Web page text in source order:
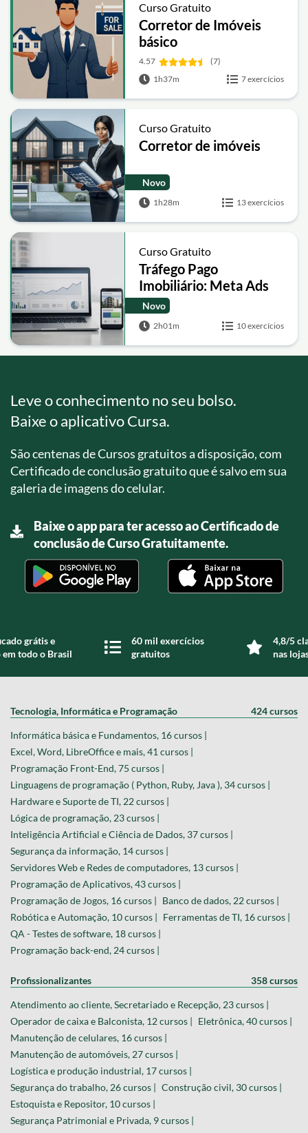
Curso Gratuito
Corretor de Imóveis
básico
4.57
(7)
1h37m
7 exercícios
Curso Gratuito
Corretor de imóveis
Novo
1h28m 13 exercícios
Curso Gratuito
Tráfego Pago
Imobiliário: Meta Ads
para Gerar Leads
Qualificados
Novo
2h01m 10 exercícios
Leve o conhecimento no seu bolso.
Baixe o aplicativo Cursa.
São centenas de Cursos gratuitos a disposição, com
Certificado de conclusão gratuito que é salvo em sua
galeria de imagens do celular.
Baixe o app para ter acesso ao Certificado de
conclusão de Curso Gratuitamente.
grátis e
todo o Brasil
60 mil exercícios
gratuitos
4,8/5
nas
Tecnologia, Informática e Programação 424 cursos
Informática básica e Fundamentos, 16 cursos |
Excel, Word, LibreOffice e mais, 41 cursos |
Programação Front-End, 75 cursos |
Linguagens de programação ( Python, Ruby, Java ), 34 cursos |
Hardware e Suporte de TI, 22 cursos |
Lógica de programação, 23 cursos |
Inteligência Artificial e Ciência de Dados, 37 cursos |
Segurança da informação, 14 cursos |
Servidores Web e Redes de computadores, 13 cursos |
Programação de Aplicativos, 43 cursos |
Programação de Jogos, 16 cursos | Banco de dados, 22 cursos |
Robótica e Automação, 10 cursos | Ferramentas de TI, 16 cursos |
QA - Testes de software, 18 cursos |
Programação back-end, 24 cursos |
Profissionalizantes 358 cursos
Atendimento ao cliente, Secretariado e Recepção, 23 cursos |
Operador de caixa e Balconista, 12 cursos | Eletrônica, 40 cursos |
Manutenção de celulares, 16 cursos |
Manutenção de automóveis, 27 cursos |
Logística e produção industrial, 17 cursos |
Segurança do trabalho, 26 cursos | Construção civil, 30 cursos |
Estoquista e Repositor, 10 cursos |
Segurança Patrimonial e Privada, 9 cursos |